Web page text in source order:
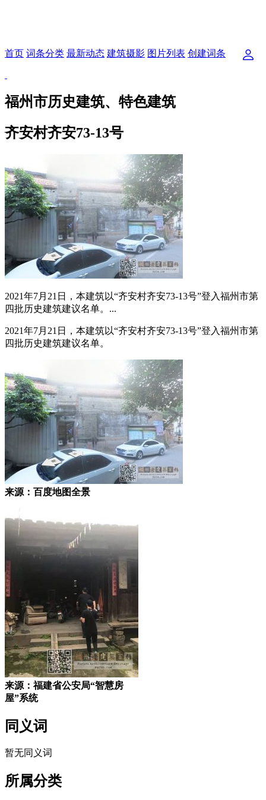
首页 词条分类 最新动态 建筑摄影 图片列表 创建词条
福州市历史建筑、特色建筑
齐安村齐安73-13号
2021年7月21日，本建筑以“齐安村齐安73-13号”登入福州市第
四批历史建筑建议名单。...
2021年7月21日，本建筑以“齐安村齐安73-13号”登入福州市第
四批历史建筑建议名单。
来源：百度地图全景
来源：福建省公安局“智慧房
屋”系统
同义词
暂无同义词
所属分类